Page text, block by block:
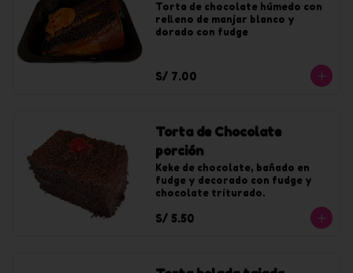
Torta de chocolate húmedo con
relleno de manjar blanco y
dorado con fudge
S/ 7.00
Torta de Chocolate
porción
Keke de chocolate, bañado en
fudge y decorado con fudge y
chocolate triturado.
S/ 5.50